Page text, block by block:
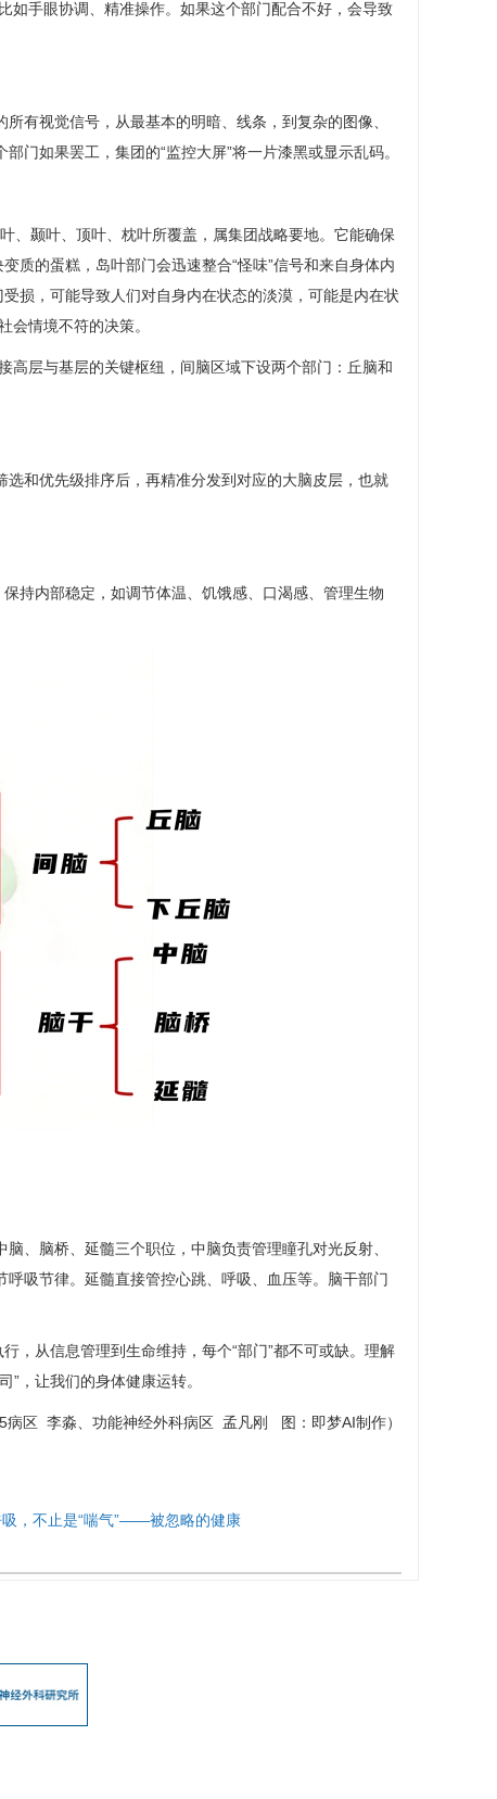
如手眼协调、精准操作。如果这个部门配合不好，会导致
有视觉信号，从最基本的明暗、线条，到复杂的图像、
门如果罢工，集团的“监控大屏”将一片漆黑或显示乱码。
、颞叶、顶叶、枕叶所覆盖，属集团战略要地。它能确保
质的蛋糕，岛叶部门会迅速整合“怪味”信号和来自身体内
损，可能导致人们对自身内在状态的淡漠，可能是内在状
会情境不符的决策。
高层与基层的关键枢纽，间脑区域下设两个部门：丘脑和
和优先级排序后，再精准分发到对应的大脑皮层，也就
持内部稳定，如调节体温、饥饿感、口渴感、管理生物
、脑桥、延髓三个职位，中脑负责管理瞳孔对光反射、
吸节律。延髓直接管控心跳、呼吸、血压等。脑干部门
从信息管理到生命维持，每个“部门”都不可或缺。理解
”，让我们的身体健康运转。
病区 李淼、 功能神经外科病区 孟凡刚 图：即梦AI制作）
，不止是“喘气”——被忽略的健康